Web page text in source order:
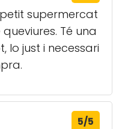
supermercat
Té una
lo just i necessari
5/5